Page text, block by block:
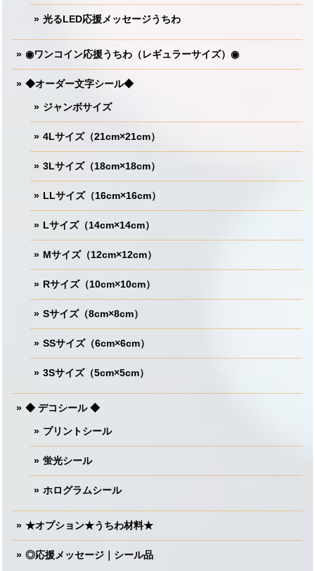
光るLED応援メッセージうちわ
◉ワンコイン応援うちわ（レギュラーサイズ）◉
◆オーダー文字シール◆
ジャンボサイズ
4Lサイズ（21cm×21cm）
3Lサイズ（18cm×18cm）
LLサイズ（16cm×16cm）
Lサイズ（14cm×14cm）
Mサイズ（12cm×12cm）
Rサイズ（10cm×10cm）
Sサイズ（8cm×8cm）
SSサイズ（6cm×6cm）
3Sサイズ（5cm×5cm）
◆ デコシール ◆
プリントシール
蛍光シール
ホログラムシール
★オプション★うちわ材料★
◎応援メッセージ｜シール品